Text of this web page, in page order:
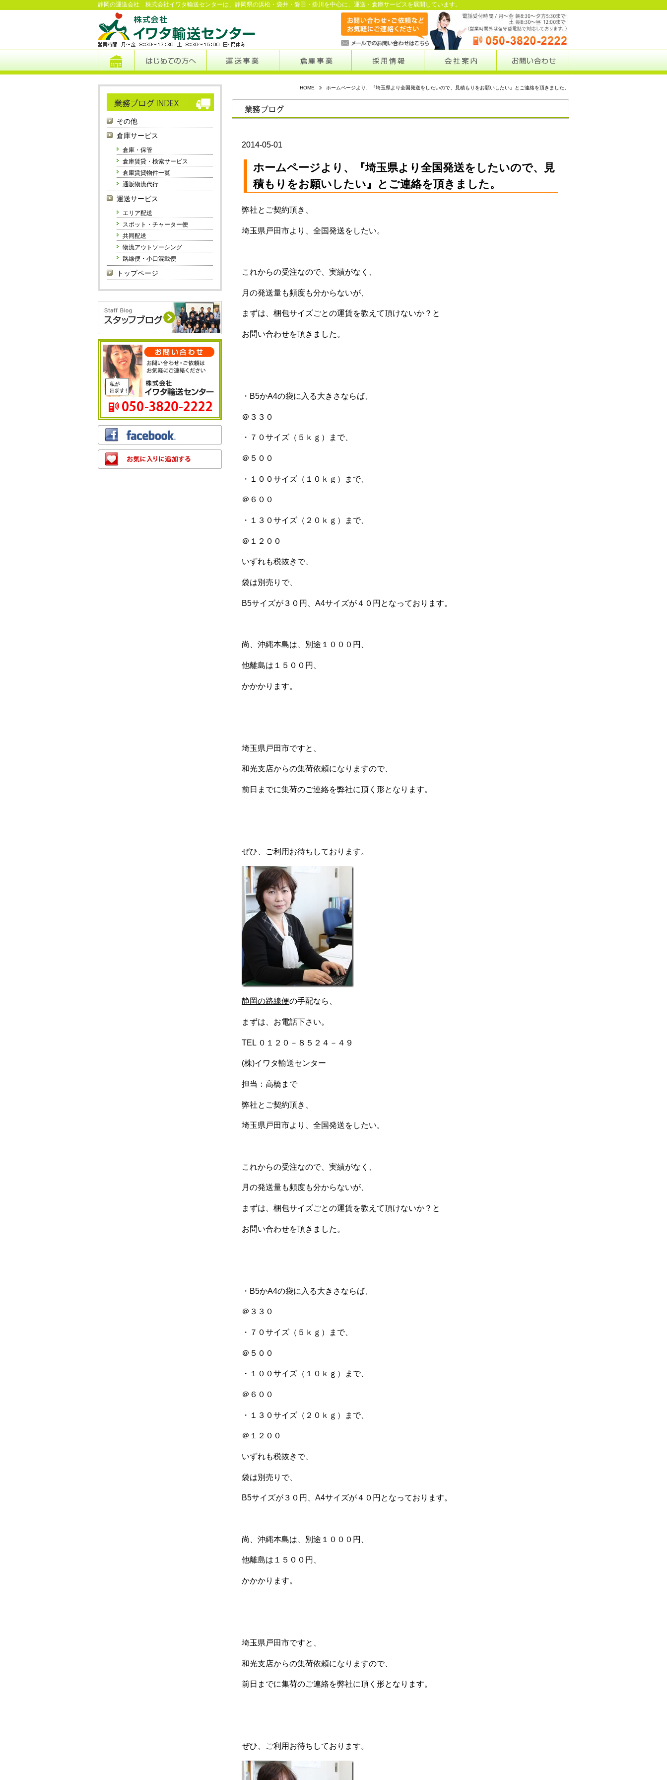
静岡の運送会社 株式会社イワタ輸送センターは、静岡県の浜松・袋井・磐田・掛川を中心に、運送・倉庫サービスを展開しています。
その他
倉庫サービス
倉庫・保管
倉庫賃貸・検索サービス
倉庫賃貸物件一覧
通販物流代行
運送サービス
エリア配送
スポット・チャーター便
共同配送
物流アウトソーシング
路線便・小口混載便
トップページ
HOME ホームページより、『埼玉県より全国発送をしたいので、見積もりをお願いしたい』とご連絡を頂きました。
2014-05-01
ホームページより、『埼玉県より全国発送をしたいので、見
積もりをお願いしたい』とご連絡を頂きました。
弊社とご契約頂き、
埼玉県戸田市より、全国発送をしたい。
これからの受注なので、実績がなく、
月の発送量も頻度も分からないが、
まずは、梱包サイズごとの運賃を教えて頂けないか？と
お問い合わせを頂きました。
・B5かA4の袋に入る大きさならば、
＠３３０
・７０サイズ（５ｋｇ）まで、
＠５００
・１００サイズ（１０ｋｇ）まで、
＠６００
・１３０サイズ（２０ｋｇ）まで、
＠１２００
いずれも税抜きで、
袋は別売りで、
B5サイズが３０円、A4サイズが４０円となっております。
尚、沖縄本島は、別途１０００円、
他離島は１５００円、
かかかります。
埼玉県戸田市ですと、
和光支店からの集荷依頼になりますので、
前日までに集荷のご連絡を弊社に頂く形となります。
ぜひ、ご利用お待ちしております。
静岡の路線便の手配なら、
まずは、お電話下さい。
TEL ０１２０－８５２４－４９
(株)イワタ輸送センター
担当：高橋まで
弊社とご契約頂き、
埼玉県戸田市より、全国発送をしたい。
これからの受注なので、実績がなく、
月の発送量も頻度も分からないが、
まずは、梱包サイズごとの運賃を教えて頂けないか？と
お問い合わせを頂きました。
・B5かA4の袋に入る大きさならば、
＠３３０
・７０サイズ（５ｋｇ）まで、
＠５００
・１００サイズ（１０ｋｇ）まで、
＠６００
・１３０サイズ（２０ｋｇ）まで、
＠１２００
いずれも税抜きで、
袋は別売りで、
B5サイズが３０円、A4サイズが４０円となっております。
尚、沖縄本島は、別途１０００円、
他離島は１５００円、
かかかります。
埼玉県戸田市ですと、
和光支店からの集荷依頼になりますので、
前日までに集荷のご連絡を弊社に頂く形となります。
ぜひ、ご利用お待ちしております。